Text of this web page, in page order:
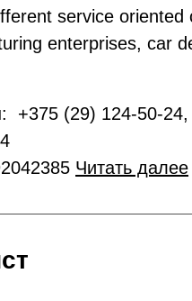
service oriented
enterprises, car
+375 (29) 124-50-24,
Читать далее